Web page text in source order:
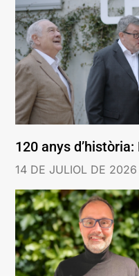
120 anys
14 DE JULIOL DE 2026